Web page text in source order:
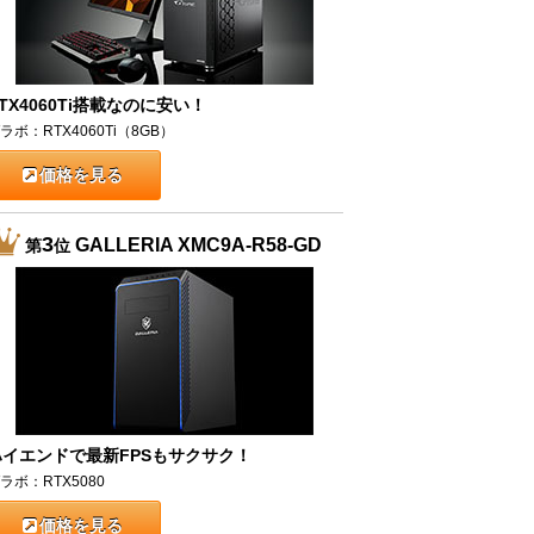
搭載なのに安い！
ボ：RTX4060Ti（8GB）
価格を見る
第3位GALLERIA XMC9A-R58-GD
エンドで最新FPSもサクサク！
ボ：RTX5080
価格を見る